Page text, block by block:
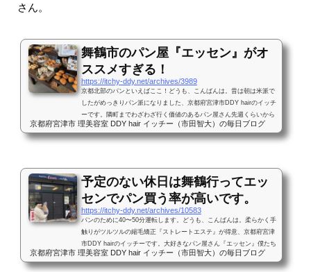
さん。
舞鶴市のパン屋『エッセン』がオ
ススメすぎる！
https://itchy-ddy.net/archives/3989
京都北部のパンといえばここ！どうも、こんばんは。昔は朝は米派で
したがめっきりパン派になりました、京都府宮津市DDY hairのイッチ
ーです。隣町までわざわざ行く価値のあるパン屋さん先週くらいから
妻が言ってました。そろそろエッセン行きたい！僕たち夫婦が大好き
なパン屋さんです。朝用の食パンのストックが切れてたので、休日を
て...
京都府宮津市 理美容室 DDY hair イッチー（市田智大）の毎日ブログ
予定のない休日は舞鶴行ってエッ
センでパン買う率が高いです。
https://itchy-ddy.net/archives/10583
パンのために40〜50分運転します。どうも、こんばんは。柔らかく手
触りがツルツルの縮毛矯正『ストレートエステ』が得意、京都府宮津
市DDY hairのイッチーです。大好きなパン屋さん『エッセン』僕たち
夫婦が頻繁ではないものの気に入って買いに行かせていただいてるパ
ン屋さんが隣町の舞鶴市にあります。予定のない休日はかなりの確率
京都府宮津市 理美容室 DDY hair イッチー（市田智大）の毎日ブログ